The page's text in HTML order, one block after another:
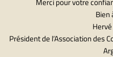
Bien
Président de l’Association des